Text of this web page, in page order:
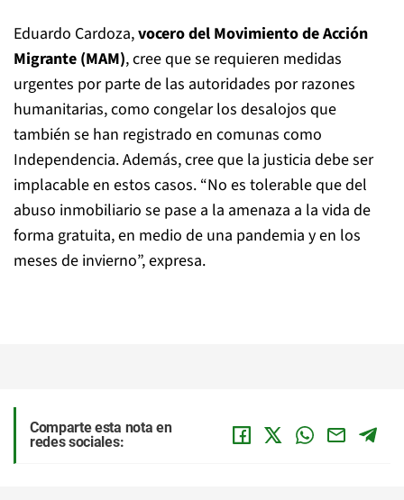
Eduardo Cardoza,vocero del Movimiento de Acción
Migrante (MAM), cree que se requieren medidas
urgentes por parte de las autoridades por razones
humanitarias, como congelar los desalojos que
también se han registrado en comunas como
Independencia. Además, cree que la justicia debe ser
implacable en estos casos. “No es tolerable que del
abuso inmobiliario se pase a la amenaza a la vida de
forma gratuita, en medio de una pandemia y en los
meses de invierno”, expresa.
Comparte esta nota en
redes sociales: